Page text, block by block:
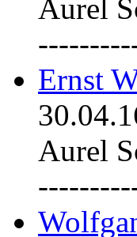
Aurel
Ernst
Aurel